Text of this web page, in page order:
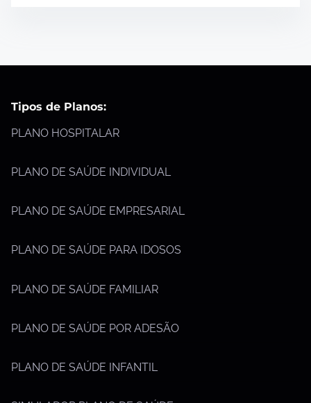
Tipos de Planos:
PLANO HOSPITALAR
PLANO DE SAÚDE INDIVIDUAL
PLANO DE SAÚDE EMPRESARIAL
PLANO DE SAÚDE PARA IDOSOS
PLANO DE SAÚDE FAMILIAR
PLANO DE SAÚDE POR ADESÃO
PLANO DE SAÚDE INFANTIL